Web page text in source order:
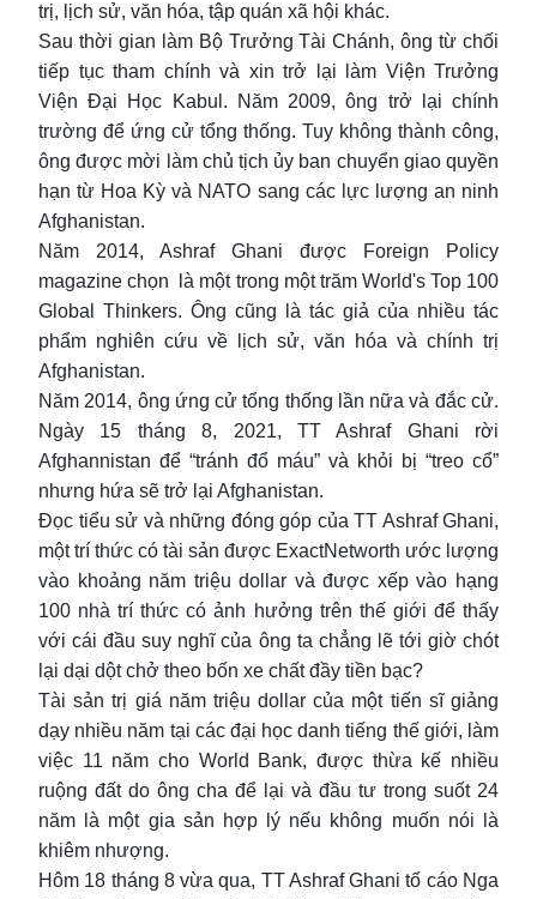
trị, lịch sử, văn hóa, tập quán xã hội khác.
Sau thời gian làm Bộ Trưởng Tài Chánh, ông từ chối
tiếp tục tham chính và xin trở lại làm Viện Trưởng
Viện Đại Học Kabul. Năm 2009, ông trở lại chính
trường để ứng cử tổng thống. Tuy không thành công,
ông được mời làm chủ tịch ủy ban chuyển giao quyền
hạn từ Hoa Kỳ và NATO sang các lực lượng an ninh
Afghanistan.
Năm 2014, Ashraf Ghani được Foreign Policy
magazine chọn là một trong một trăm World's Top 100
Global Thinkers. Ông cũng là tác giả của nhiều tác
phẩm nghiên cứu về lịch sử, văn hóa và chính trị
Afghanistan.
Năm 2014, ông ứng cử tổng thống lần nữa và đắc cử.
Ngày 15 tháng 8, 2021, TT Ashraf Ghani rời
Afghannistan để “tránh đổ máu” và khỏi bị “treo cổ”
nhưng hứa sẽ trở lại Afghanistan.
Đọc tiểu sử và những đóng góp của TT Ashraf Ghani,
một trí thức có tài sản được ExactNetworth ước lượng
vào khoảng năm triệu dollar và được xếp vào hạng
100 nhà trí thức có ảnh hưởng trên thế giới để thấy
với cái đầu suy nghĩ của ông ta chẳng lẽ tới giờ chót
lại dại dột chở theo bốn xe chất đầy tiền bạc?
Tài sản trị giá năm triệu dollar của một tiến sĩ giảng
dạy nhiều năm tại các đại học danh tiếng thế giới, làm
việc 11 năm cho World Bank, được thừa kế nhiều
ruộng đất do ông cha để lại và đầu tư trong suốt 24
năm là một gia sản hợp lý nếu không muốn nói là
khiêm nhượng.
Hôm 18 tháng 8 vừa qua, TT Ashraf Ghani tố cáo Nga